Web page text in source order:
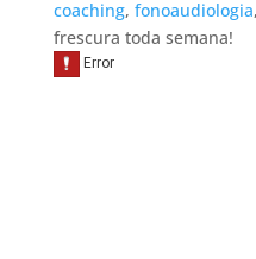
coaching, fonoaudiologia,
frescura toda semana!